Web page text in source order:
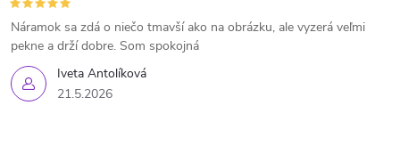
Iveta Antolíková
21.5.2026
Náramok sa zdá o niečo tmavší ako na obrázku, ale vyzerá veľmi
pekne a drží dobre. Som spokojná